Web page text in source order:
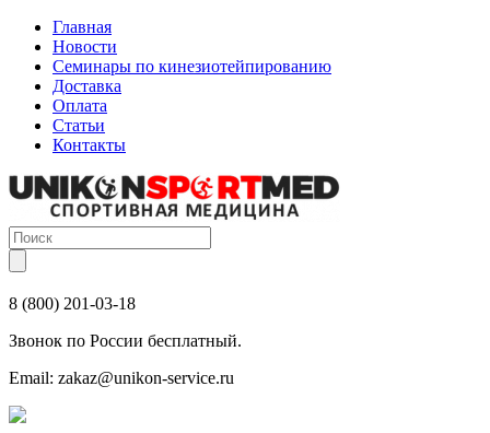
Главная
Новости
Семинары по кинезиотейпированию
Доставка
Оплата
Статьи
Контакты
8 (800) 201-03-18
Звонок по России бесплатный.
Email: zakaz@unikon-service.ru